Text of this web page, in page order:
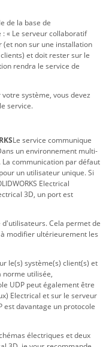
de la base de
: « Le serveur collaboratif
non sur une installation
et doit rester sur le
rendra le service de
système, vous devez
service.
Le service communique
un environnement multi-
communication par défaut
un utilisateur unique. Si
Electrical
3D, un port est
Cela permet de
modifier ultérieurement les
le(s) système(s) client(s) et
norme utilisée,
UDP peut également être
Electrical et sur le serveur
est davantage un protocole
électriques et deux